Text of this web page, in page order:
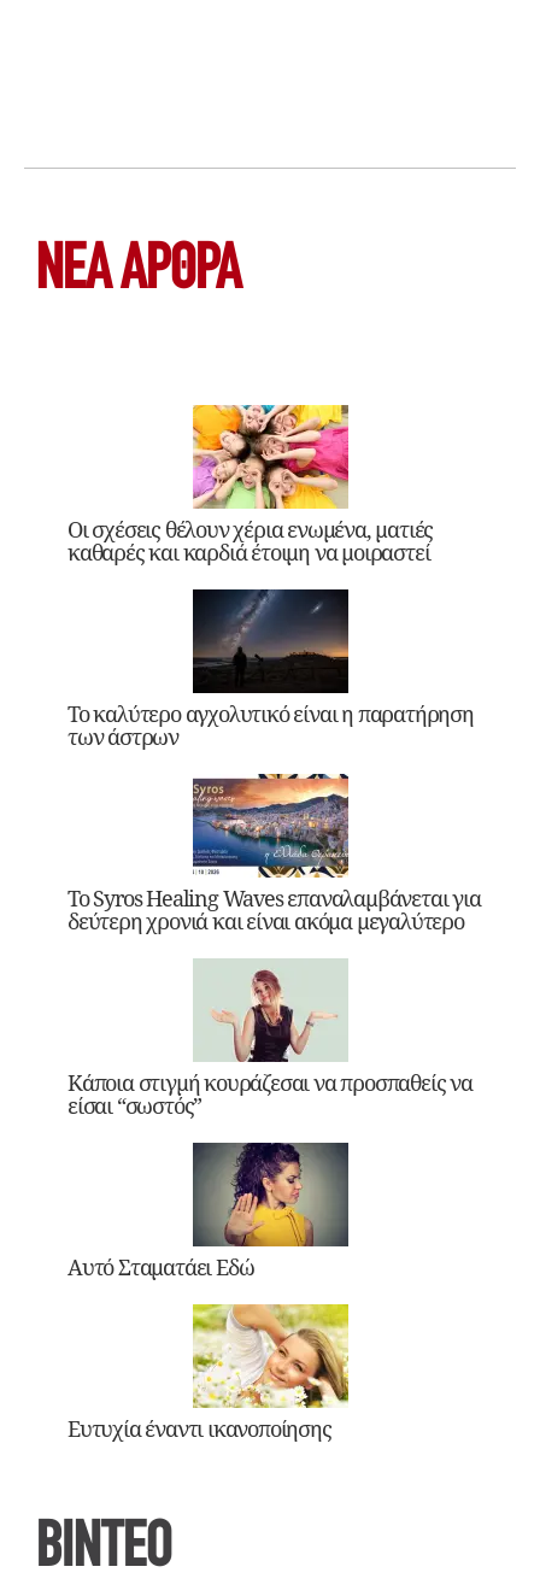
ΝΕΑ ΆΡΘΡΑ
Οι σχέσεις θέλουν χέρια ενωμένα, ματιές
καθαρές και καρδιά έτοιμη να μοιραστεί
Το καλύτερο αγχολυτικό είναι η παρατήρηση
των άστρων
Το Syros Healing Waves επαναλαμβάνεται για
δεύτερη χρονιά και είναι ακόμα μεγαλύτερο
Κάποια στιγμή κουράζεσαι να προσπαθείς να
είσαι “σωστός”
Αυτό Σταματάει Εδώ
Ευτυχία έναντι ικανοποίησης
ΒΙΝΤΕΟ